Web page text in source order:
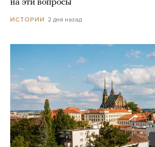
на эти вопросы
ИСТОРИИ 2 дня назад